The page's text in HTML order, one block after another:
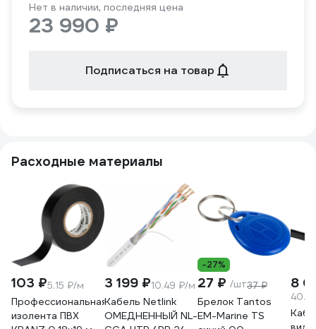
Нет в наличии, последняя цена
23 990 ₽
Подписаться на товар
Расходные материалы
103 ₽5.15 ₽/м
Профессиональная
изолента ПВХ
3 199 ₽10.49 ₽/м
Кабель Netlink
ОМЕДНЕННЫЙ NL-
-27%
27 ₽ /шт37 ₽
Брелок Tantos
EM-Marine TS
8